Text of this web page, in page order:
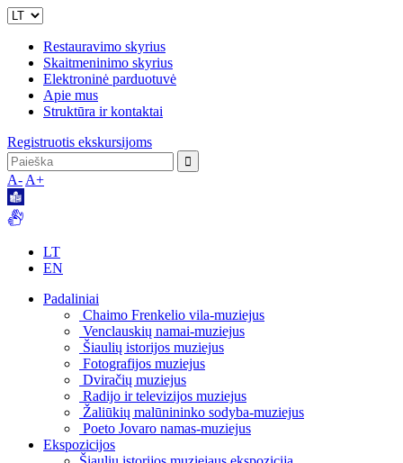
Restauravimo skyrius
Skaitmeninimo skyrius
Elektroninė parduotuvė
Apie mus
Struktūra ir kontaktai
Registruotis ekskursijoms
A- A+
LT
EN
Padaliniai
Chaimo Frenkelio vila-muziejus
Venclauskių namai-muziejus
Šiaulių istorijos muziejus
Fotografijos muziejus
Dviračių muziejus
Radijo ir televizijos muziejus
Žaliūkių malūnininko sodyba-muziejus
Poeto Jovaro namas-muziejus
Ekspozicijos